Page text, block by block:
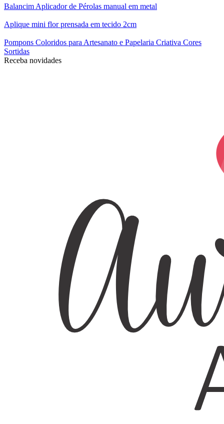
Balancim Aplicador de Pérolas manual em metal
Aplique mini flor prensada em tecido 2cm
Pompons Coloridos para Artesanato e Papelaria Criativa Cores
Sortidas
Receba novidades